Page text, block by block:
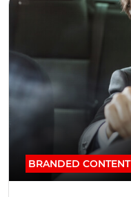
BRANDED CONTENT